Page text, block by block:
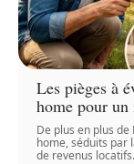
Les pièges à
home pour un
De plus en plus
home, séduits par
de revenus locatifs.